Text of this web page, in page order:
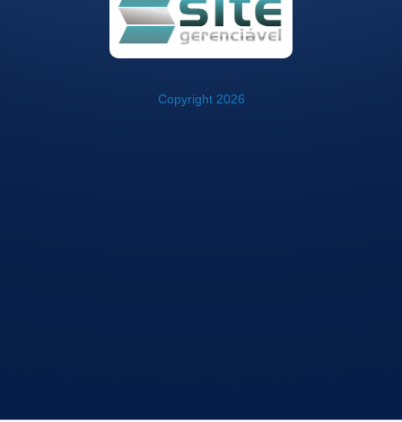
Copyright 2026